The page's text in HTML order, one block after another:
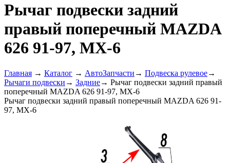
Рычаг подвески задний
правый поперечный MAZDA
626 91-97, MX-6
Главная → Каталог → АвтоЗапчасти → Подвеска рулевое→
Рычаги подвески → Задние→ Рычаг подвески задний правый
поперечный MAZDA 626 91-97, MX-6
Рычаг подвески задний правый поперечный MAZDA 626 91-
97, MX-6